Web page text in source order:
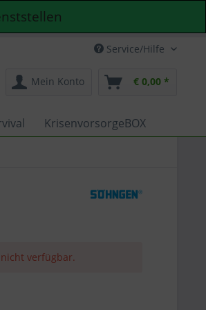
Service/Hilfe
Mein Konto € 0,00 *
KrisenvorsorgeBOX
verfügbar.